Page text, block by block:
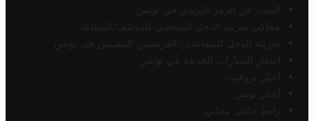
البحث عن الرمز البريدي في تونس
محاكي ضريبة الدخل الشخصي للموظف/المتقاعد
ضريبة الدخل للمتقاعدين الفرنسيين المقيمين في تونس
أسعار السيارات الجديدة في تونس
أخبار تروفيت
أخبار تونس
رابط خلفي مجاني